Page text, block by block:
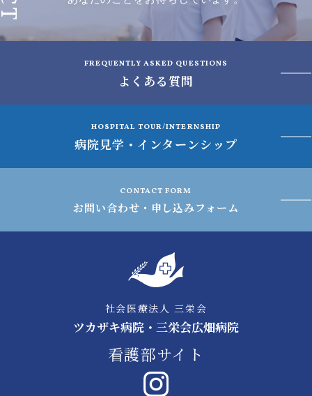
FREQUENTLY ASKED QUESTIONS
よくある質問
HOSPITAL TOUR/INTERNSHIP
病院見学・インターンシップ
CONTACT FORM
お問い合わせ・申し込みフォーム
社会医療法人 三栄会
ツカザキ病院・三栄会広畑病院
看護部サイト